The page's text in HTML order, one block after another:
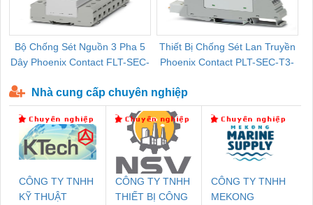
Bộ Chống Sét Nguồn 3 Pha 5
Dây Phoenix Contact FLT-SEC-
Thiết Bị Chống Sét Lan Truyền
Phoenix Contact PLT-SEC-T3-
Nhà cung cấp chuyên nghiệp
CÔNG TY TNHH
KỸ THUẬT
CÔNG TY TNHH
THIẾT BỊ CÔNG
CÔNG TY TNHH
MEKONG